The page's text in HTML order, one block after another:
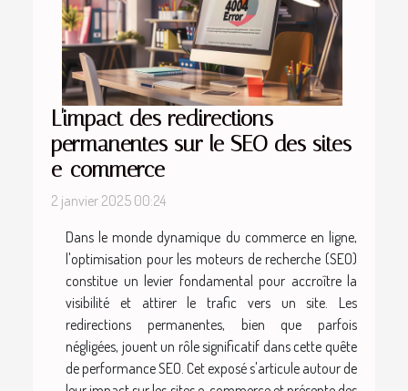
L'impact des redirections
permanentes sur le SEO des sites
e-commerce
2 janvier 2025 00:24
Dans le monde dynamique du commerce en ligne,
l'optimisation pour les moteurs de recherche (SEO)
constitue un levier fondamental pour accroître la
visibilité et attirer le trafic vers un site. Les
redirections permanentes, bien que parfois
négligées, jouent un rôle significatif dans cette quête
de performance SEO. Cet exposé s'articule autour de